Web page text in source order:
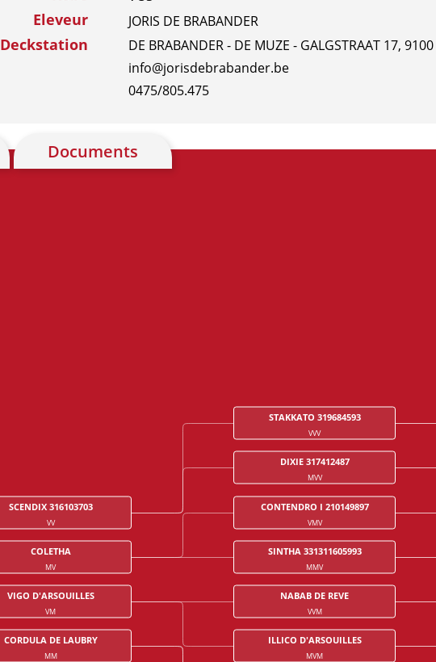
Eleveur JORIS DE BRABANDER
Deckstation
DE BRABANDER - DE MUZE - GALGSTRAAT 17,
info@jorisdebrabander.be
0475/805.475
Documents
SCENDIX 316103703
VV
COLETHA
MV
VIGO D'ARSOUILLES
VM
CORDULA DE LAUBRY
MM
STAKKATO 319684593
VVV
DIXIE 317412487
MVV
CONTENDRO I 210149897
VMV
SINTHA 331311605993
MMV
NABAB DE REVE
VVM
ILLICO D'ARSOUILLES
MVM